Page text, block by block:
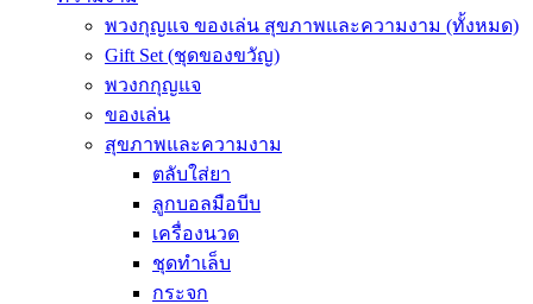
พวงกุญแจ ของเล่น สุขภาพและความงาม (ทั้งหมด)
Gift Set (ชุดของขวัญ)
พวงกกุญแจ
ของเล่น
สุขภาพและความงาม
ตลับใส่ยา
ลูกบอลมือบีบ
เครื่องนวด
ชุดทำเล็บ
กระจก